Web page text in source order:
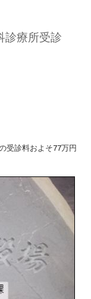
診療所受診
受診料およそ77万円